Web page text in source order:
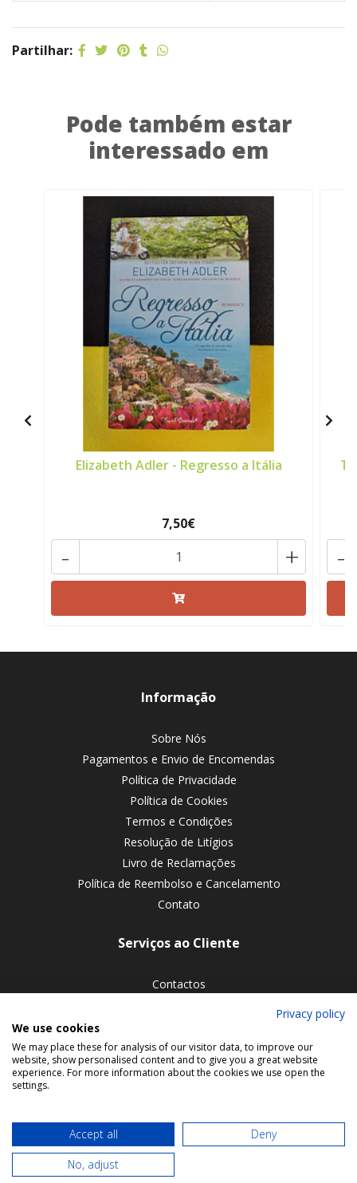
Partilhar:
Pode também estar
interessado em
Elizabeth Adler - Regresso a Itália
7,50€
+
- -
Informação
Sobre Nós
Pagamentos e Envio de Encomendas
Política de Privacidade
Política de Cookies
Termos e Condições
Resolução de Litígios
Livro de Reclamações
Política de Reembolso e Cancelamento
Contato
Serviços ao Cliente
Contactos
Siga-nos nas redes sociais
© 2026 Bookmaniacs. All rights reserved.
Privacy policy
We use cookies
We may place these for analysis of our visitor data, to improve our
website, show personalised content and to give you a great website
experience. For more information about the cookies we use open the
settings.
Accept all
Deny
No, adjust